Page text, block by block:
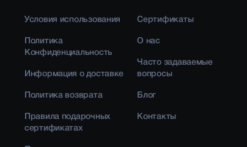
Условия использования
Политика
Конфиденциальность
Информация о доставке
Политика возврата
Правила подарочных
сертификатах
Сертификаты
О нас
Часто задаваемые
вопросы
Блог
Контакты